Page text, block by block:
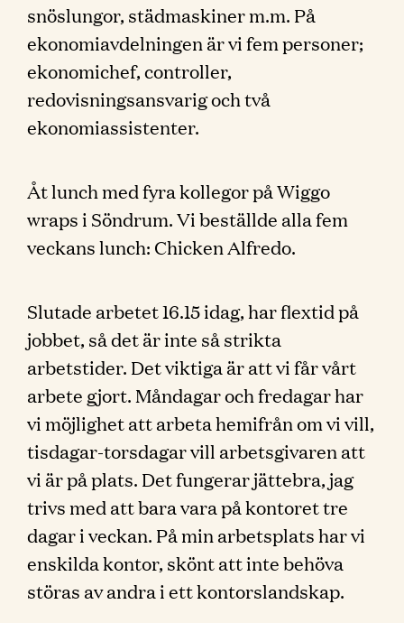
snöslungor, städmaskiner m.m. På
ekonomiavdelningen är vi fem personer;
ekonomichef, controller,
redovisningsansvarig och två
ekonomiassistenter.
Åt lunch med fyra kollegor på Wiggo
wraps i Söndrum. Vi beställde alla fem
veckans lunch: Chicken Alfredo.
Slutade arbetet 16.15 idag, har flextid på
jobbet, så det är inte så strikta
arbetstider. Det viktiga är att vi får vårt
arbete gjort. Måndagar och fredagar har
vi möjlighet att arbeta hemifrån om vi vill,
tisdagar-torsdagar vill arbetsgivaren att
vi är på plats. Det fungerar jättebra, jag
trivs med att bara vara på kontoret tre
dagar i veckan. På min arbetsplats har vi
enskilda kontor, skönt att inte behöva
störas av andra i ett kontorslandskap.